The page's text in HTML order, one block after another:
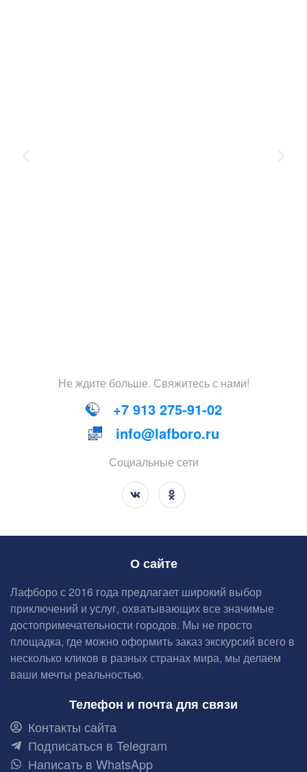
Не ждите больше. Свяжитесьс нами!
+7 913 275-91-02
info@lafboro.ru
Социальные сети
О сайте
Лафборо с 2016 года предлагает широкий выбор
приключений и услуг, охватывающих все значимые
достопримечательности городов. Мы не просто
площадка, где можно оформить заказ экскурсий всего в
несколько кликов в разных странах мира, мы делаем
ваши мечты реальностью.
Телефон и почта для связи
Контакты сайта
Подписаться в Telegram
Написать в WhatsApp